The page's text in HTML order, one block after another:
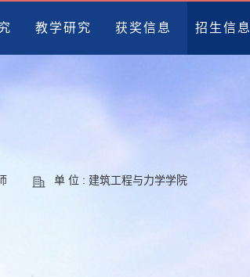
教学研究 获奖信息 招生信息
单 位 : 建筑工程与力学学院